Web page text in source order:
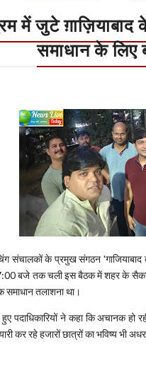
में जुटे
समाधान के लिए
संचालकों के प्रमुख संगठन 'गाजियाबाद
बजे तक चली इस बैठक में शहर के सैकड़ों
समाधान तलाशना था।
पदाधिकारियों ने कहा कि अचानक
कर रहे हजारों छात्रों का भविष्य भी